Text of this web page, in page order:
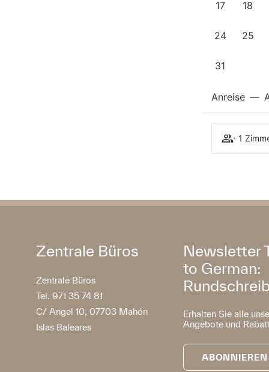
17 18
24 25
31
Anreise —
· 1
Zentrale Büros
Zentrale Büros
Tel. 971 35 74 81
C/ Angel 10, 07703 Mahón
Islas Baleares
Newsletter
to German:
Erhalten Sie alle
Angebote und
ABONNIEREN